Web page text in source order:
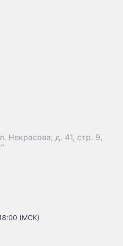
Некрасова, д. 41, стр. 9,
(МСК)